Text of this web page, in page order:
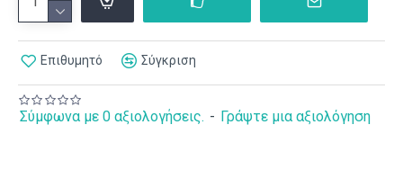
Σύμφωνα με 0 αξιολογήσεις. - Γράψτε μια αξιολόγηση
Επιθυμητό Σύγκριση